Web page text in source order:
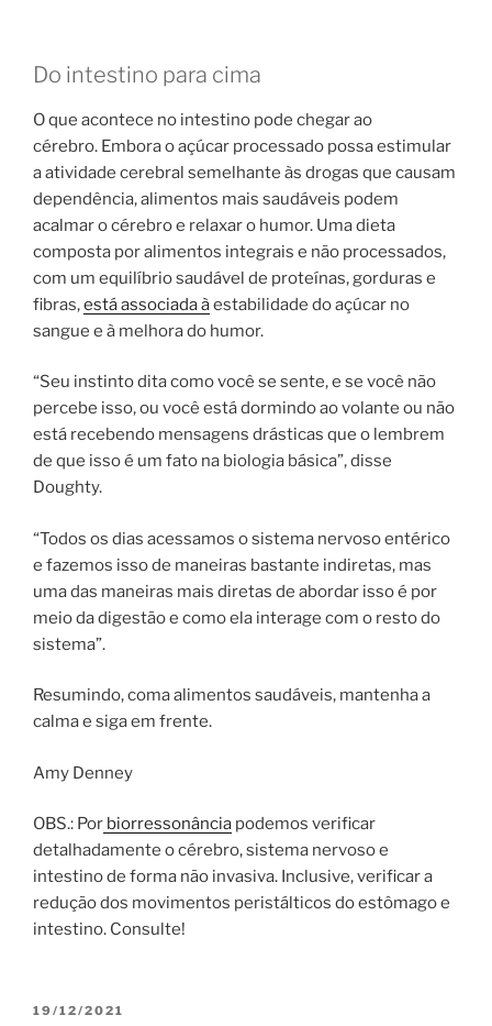
Do intestino para cima
O que acontece no intestino pode chegar ao
cérebro. Embora o açúcar processado possa estimular
a atividade cerebral semelhante às drogas que causam
dependência, alimentos mais saudáveis ​​podem
acalmar o cérebro e relaxar o humor. Uma dieta
composta por alimentos integrais e não processados,
com um equilíbrio saudável de proteínas, gorduras e
fibras,está associada àestabilidade do açúcar no
sangue e à melhora do humor.
“Seu instinto dita como você se sente, e se você não
percebe isso, ou você está dormindo ao volante ou não
está recebendo mensagens drásticas que o lembrem
de que isso é um fato na biologia básica”, disse
Doughty.
“Todos os dias acessamos o sistema nervoso entérico
e fazemos isso de maneiras bastante indiretas, mas
uma das maneiras mais diretas de abordar isso é por
meio da digestão e como ela interage com o resto do
sistema”.
Resumindo, coma alimentos saudáveis, mantenha a
calma e siga em frente.
Amy Denney
OBS.: Por biorressonância podemos verificar
detalhadamente o cérebro, sistema nervoso e
intestino de forma não invasiva. Inclusive, verificar a
redução dos movimentos peristálticos do estômago e
intestino. Consulte!
PUBLICADO
19/12/2021